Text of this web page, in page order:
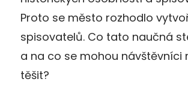
Proto se město rozhodlo
spisovatelů. Co tato naučná
a na co se mohou návštěvníci
těšit?